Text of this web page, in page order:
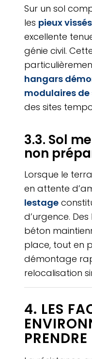
Sur un sol
les pieux vissés
excellente
génie civil.
hangars
modulaires
des sites
3.3. Sol
non
Lorsque le
en attente
lestage
d’urgence.
béton
place, tout en
démontage
relocalisation
4. LES